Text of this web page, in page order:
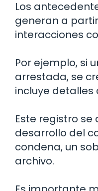
Los
generan a
interacciones
Por ejemplo, si
arrestada, se
incluye detalles
Este registro
desarrollo del
condena, un
archivo.